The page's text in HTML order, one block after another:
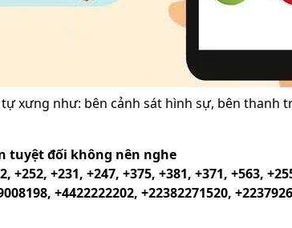
xưng như: bên cảnh sát hình sự, bên thanh
tuyệt đối không nên nghe
+252, +231, +247, +375, +381, +371, +563,
+4422222202, +22382271520,